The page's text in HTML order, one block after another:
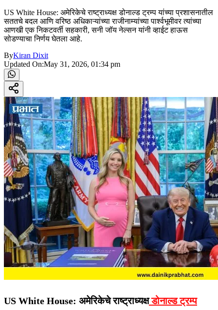
US White House: अमेरिकेचे राष्ट्राध्यक्ष डोनाल्ड ट्रम्प यांच्या प्रशासनातील
सततचे बदल आणि वरिष्ठ अधिकाऱ्यांच्या राजीनाम्यांच्या पार्श्वभूमीवर त्यांच्या
आणखी एक निकटवर्ती सहकारी, सनी जॉय नेल्सन यांनी व्हाईट हाऊस
सोडण्याचा निर्णय घेतला आहे.
ByKiran Dixit
Updated On:May 31, 2026, 01:34 pm
US White House: अमेरिकेचे राष्ट्राध्यक्षडोनाल्ड ट्रम्प